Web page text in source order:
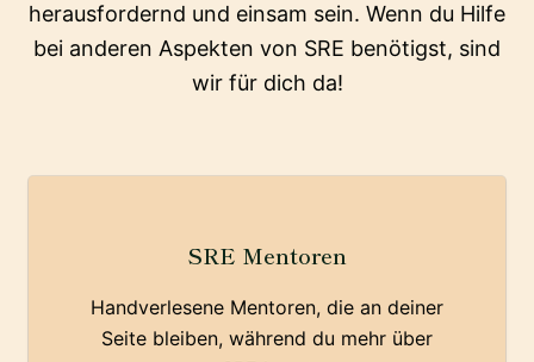
herausfordernd und einsam sein. Wenn du Hilfe
bei anderen Aspekten von SRE benötigst, sind
wir für dich da!
SRE Mentoren
Handverlesene Mentoren, die an deiner
Seite bleiben, während du mehr über